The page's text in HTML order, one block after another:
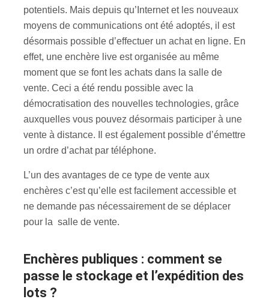
potentiels. Mais depuis qu’Internet et les nouveaux
moyens de communications ont été adoptés, il est
désormais possible d’effectuer un achat en ligne. En
effet, une enchère live est organisée au même
moment que se font les achats dans la salle de
vente. Ceci a été rendu possible avec la
démocratisation des nouvelles technologies, grâce
auxquelles vous pouvez désormais participer à une
vente à distance. Il est également possible d’émettre
un ordre d’achat par téléphone.
L’un des avantages de ce type de vente aux
enchères c’est qu’elle est facilement accessible et
ne demande pas nécessairement de se déplacer
pour la salle de vente.
Enchères publiques : comment se
passe le stockage et l’expédition des
lots ?